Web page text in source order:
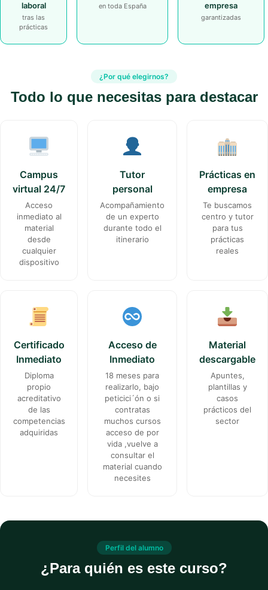
laboral
tras las
prácticas
en toda España
empresa
garantizadas
¿Por qué elegirnos?
Todo lo que necesitas para destacar
Campus
virtual 24/7
Acceso
inmediato al
material
desde
cualquier
dispositivo
Tutor
personal
Acompañamiento
de un experto
durante todo el
itinerario
Prácticas en
empresa
Te buscamos
centro y tutor
para tus
prácticas
reales
Certificado
Inmediato
Diploma
propio
acreditativo
de las
competencias
adquiridas
Acceso de
Inmediato
18 meses para
realizarlo, bajo
peticici´ón o si
contratas
muchos cursos
acceso de por
vida ,vuelve a
consultar el
material cuando
necesites
Material
descargable
Apuntes,
plantillas y
casos
prácticos del
sector
Perfil del alumno
¿Para quién es este curso?